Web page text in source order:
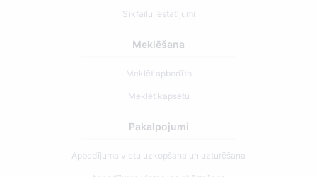
Sīkfailu iestatījumi
Meklēšana
Meklēt apbedīto
Meklēt kapsētu
Pakalpojumi
Apbedījuma vietu uzkopšana un uzturēšana